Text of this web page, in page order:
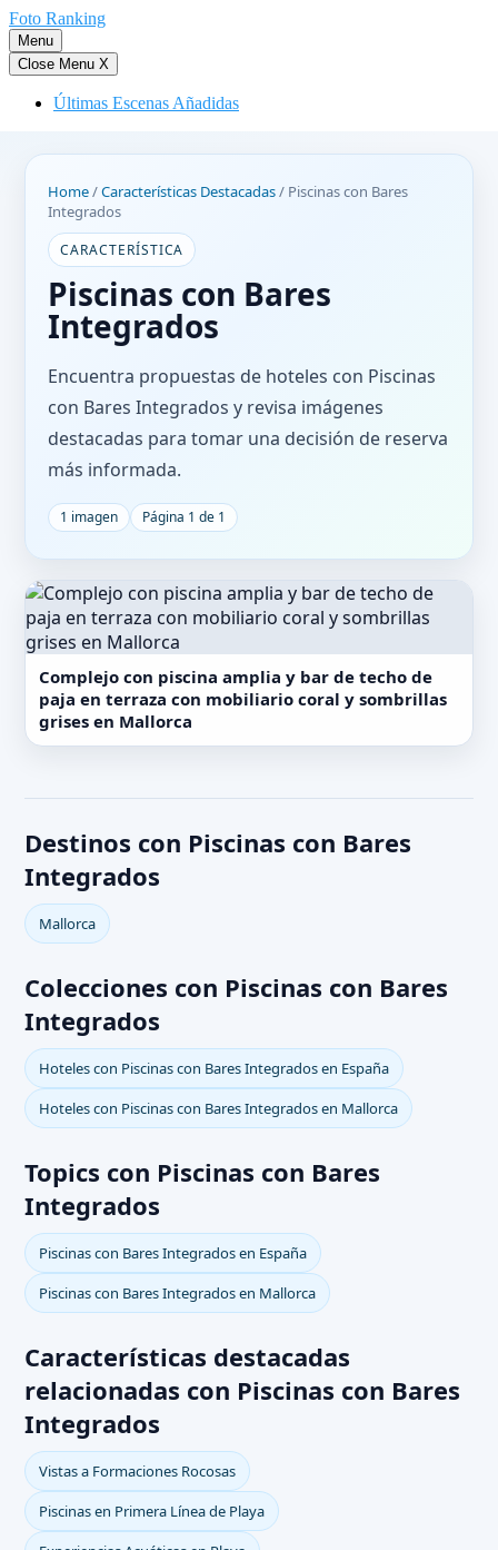
Saltar
al
contenido
Foto Ranking
Menu
Close Menu X
Últimas Escenas Añadidas
Home/Características Destacadas/ Piscinas con Bares
Integrados
CARACTERÍSTICA
Piscinas con Bares
Integrados
Encuentra propuestas de hoteles con Piscinas
con Bares Integrados y revisa imágenes
destacadas para tomar una decisión de reserva
más informada.
1 imagen Página 1 de 1
Complejo con piscina amplia y bar de techo de
paja en terraza con mobiliario coral y sombrillas
grises en Mallorca
Destinos con Piscinas con Bares
Integrados
Mallorca
Colecciones con Piscinas con Bares
Integrados
Hoteles con Piscinas con Bares Integrados en España
Hoteles con Piscinas con Bares Integrados en Mallorca
Topics con Piscinas con Bares
Integrados
Piscinas con Bares Integrados en España
Piscinas con Bares Integrados en Mallorca
Características destacadas
relacionadas con Piscinas con Bares
Integrados
Vistas a Formaciones Rocosas
Piscinas en Primera Línea de Playa